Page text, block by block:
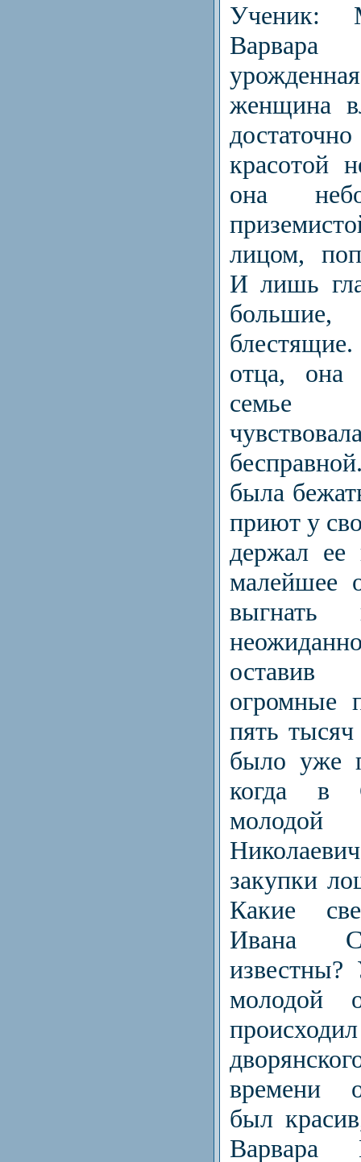
Ученик:
женщина
красотой
она
лицом,
И лишь
отца, она
семье
была
приют у
держал ее
малейшее
огромные
пять
было уже
когда в
молодой
закупки
Какие
Ивана
молодой
времени
был
Варвара